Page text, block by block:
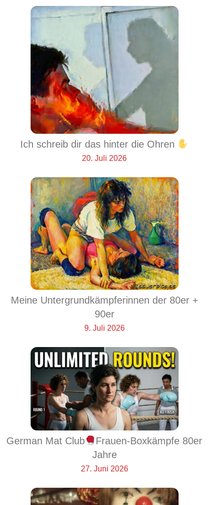
Ich schreib dir das hinter die Ohren
20. Juli 2026
Meine Untergrundkämpferinnen der 80er +
90er
9. Juli 2026
German Mat Club
Frauen-Boxkämpfe 80er
Jahre
27. Juni 2026